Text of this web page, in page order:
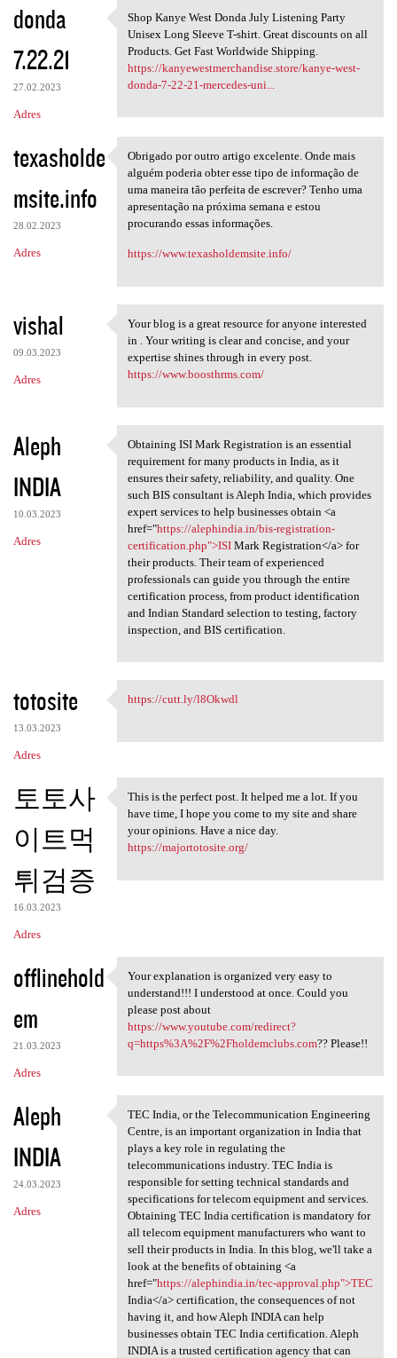
donda
7.22.21
27.02.2023
Adres
Shop Kanye West Donda July
Shop Kanye West Donda July Listening Party
Unisex Long Sleeve T-shirt. Great discounts on all
Products. Get Fast Worldwide Shipping.
https://kanyewestmerchandise.store/kanye-west-
donda-7-22-21-mercedes-uni...
texasholde
msite.info
28.02.2023
Adres
Obrigado por outro artigo
Obrigado por outro artigo excelente. Onde mais
alguém poderia obter esse tipo de informação de
uma maneira tão perfeita de escrever? Tenho uma
apresentação na próxima semana e estou
procurando essas informações.
https://www.texasholdemsite.info/
vishal
09.03.2023
Adres
Your blog is a great resource
Your blog is a great resource for anyone interested
in . Your writing is clear and concise, and your
expertise shines through in every post.
https://www.boosthrms.com/
Aleph
INDIA
10.03.2023
Adres
Obtaining ISI Mark
Obtaining ISI Mark Registration is an essential
requirement for many products in India, as it
ensures their safety, reliability, and quality. One
such BIS consultant is Aleph India, which provides
expert services to help businesses obtain <a
href="https://alephindia.in/bis-registration-
certification.php">ISIMark Registration</a> for
their products. Their team of experienced
professionals can guide you through the entire
certification process, from product identification
and Indian Standard selection to testing, factory
inspection, and BIS certification.
totosite
13.03.2023
Adres
https://cutt.ly/l8Okwdl
https://cutt.ly/l8Okwdl
토토사
이트먹
튀검증
16.03.2023
Adres
This is the perfect post. It
This is the perfect post. It helped me a lot. If you
have time, I hope you come to my site and share
your opinions. Have a nice day.
https://majortotosite.org/
offlinehold
em
21.03.2023
Adres
Your explanation is organized
Your explanation is organized very easy to
understand!!! I understood at once. Could you
please post about
https://www.youtube.com/redirect?
q=https%3A%2F%2Fholdemclubs.com?? Please!!
Aleph
INDIA
24.03.2023
Adres
TEC India, or the
TEC India, or the Telecommunication Engineering
Centre, is an important organization in India that
plays a key role in regulating the
telecommunications industry. TEC India is
responsible for setting technical standards and
specifications for telecom equipment and services.
Obtaining TEC India certification is mandatory for
all telecom equipment manufacturers who want to
sell their products in India. In this blog, we'll take a
look at the benefits of obtaining <a
href="https://alephindia.in/tec-approval.php">TEC
India</a> certification, the consequences of not
having it, and how Aleph INDIA can help
businesses obtain TEC India certification. Aleph
INDIA is a trusted certification agency that can